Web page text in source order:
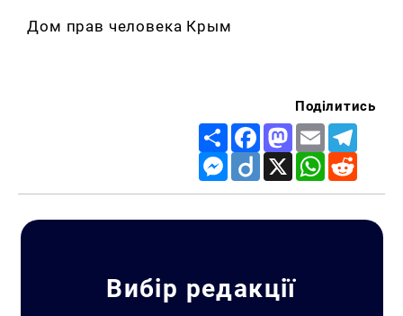
Дом прав человека Крым
Поділитись
Share FacebookMastodon
Email
Messenger
Diigo X WhatsApp
Вибір редакції